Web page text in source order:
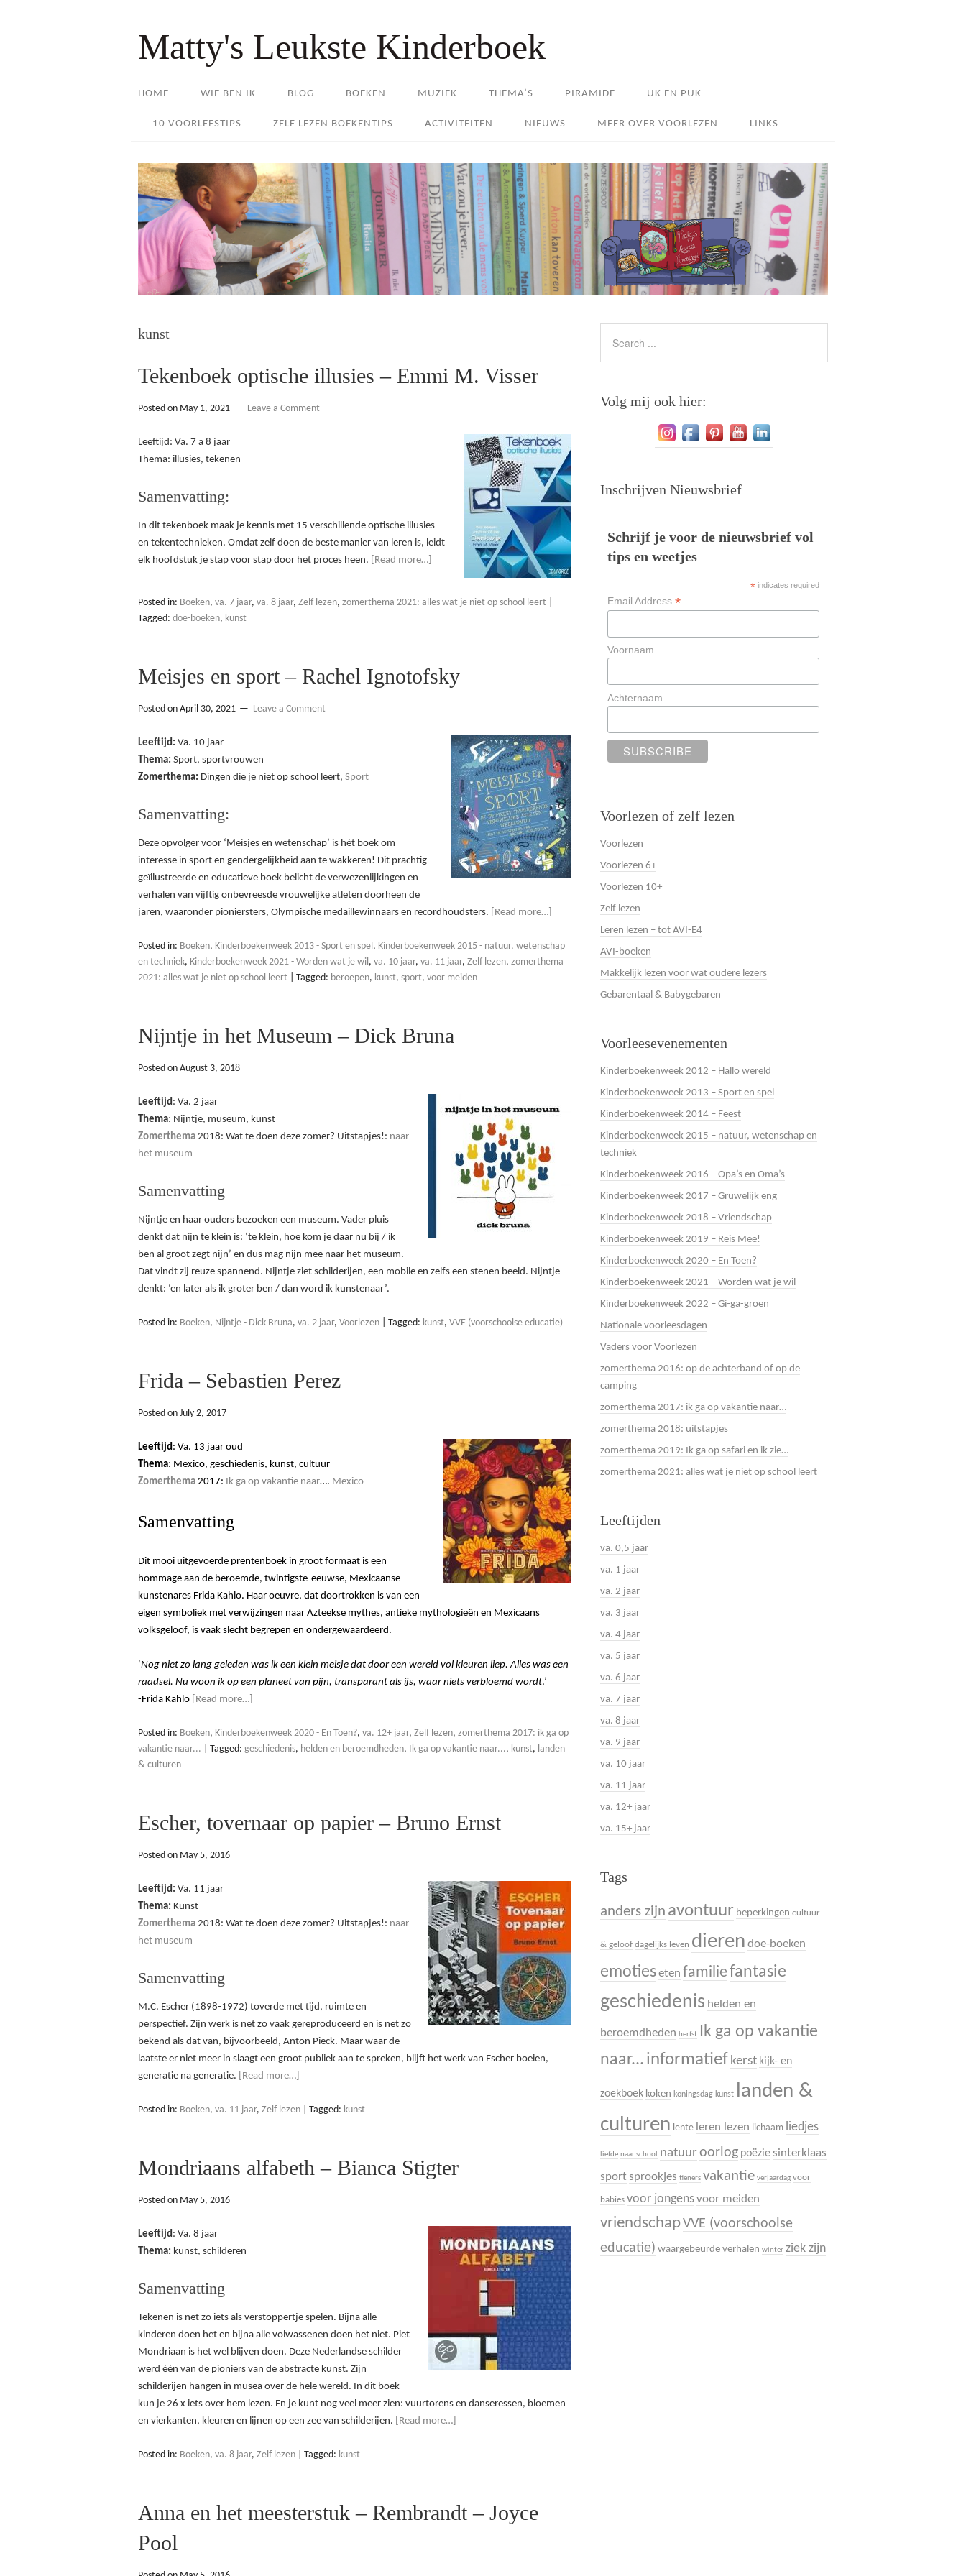
Matty's Leukste Kinderboek
HOME WIE BEN IK BLOG BOEKEN MUZIEK THEMA’S PIRAMIDE UK EN PUK
10 VOORLEESTIPS ZELF LEZEN BOEKENTIPS ACTIVITEITEN NIEUWS MEER OVER VOORLEZEN LINKS
kunst
Tekenboek optische illusies – Emmi M. Visser
Posted on May 1, 2021 Leave a Comment
Leeftijd: Va. 7 a 8 jaar
Thema: illusies, tekenen
Samenvatting:
In dit tekenboek maak je kennis met 15 verschillende optische illusies
en tekentechnieken. Omdat zelf doen de beste manier van leren is, leidt
elk hoofdstuk je stap voor stap door het proces heen.
[Read more…]
Posted in: Boeken, va. 7 jaar, va. 8 jaar, Zelf lezen, zomerthema 2021: alles wat je niet op school leert
Tagged: doe-boeken, kunst
Meisjes en sport – Rachel Ignotofsky
Posted on April 30, 2021 Leave a Comment
Leeftijd: Va. 10 jaar
Thema: Sport, sportvrouwen
Zomerthema: Dingen die je niet op school leert, Sport
Samenvatting:
Deze opvolger voor ‘Meisjes en wetenschap’ is hét boek om
interesse in sport en gendergelijkheid aan te wakkeren! Dit prachtig
geïllustreerde en educatieve boek belicht de verwezenlijkingen en
verhalen van vijftig onbevreesde vrouwelijke atleten doorheen de
jaren, waaronder pioniersters, Olympische medaillewinnaars en recordhoudsters.
[Read more…]
Posted in: Boeken, Kinderboekenweek 2013 - Sport en spel, Kinderboekenweek 2015 - natuur, wetenschap
en techniek, Kinderboekenweek 2021 - Worden wat je wil, va. 10 jaar, va. 11 jaar, Zelf lezen, zomerthema
2021: alles wat je niet op school leert
Tagged: beroepen, kunst, sport, voor meiden
Nijntje in het Museum – Dick Bruna
Posted on August 3, 2018
Leeftijd: Va. 2 jaar
Thema: Nijntje, museum, kunst
Zomerthema 2018: Wat te doen deze zomer? Uitstapjes!: naar
het museum
Samenvatting
Nijntje en haar ouders bezoeken een museum. Vader pluis
denkt dat nijn te klein is: ‘te klein, hoe kom je daar nu bij / ik
ben al groot zegt nijn’ en dus mag nijn mee naar het museum.
Dat vindt zij reuze spannend. Nijntje ziet schilderijen, een mobile en zelfs een stenen beeld. Nijntje
denkt: ‘en later als ik groter ben / dan word ik kunstenaar’.
Posted in: Boeken, Nijntje - Dick Bruna, va. 2 jaar, Voorlezen Tagged: kunst, VVE (voorschoolse educatie)
Frida – Sebastien Perez
Posted on July 2, 2017
Leeftijd: Va. 13 jaar oud
Thema: Mexico, geschiedenis, kunst, cultuur
Zomerthema 2017: Ik ga op vakantie naar…. Mexico
Samenvatting
Dit mooi uitgevoerde prentenboek in groot formaat is een
hommage aan de beroemde, twintigste-eeuwse, Mexicaanse
kunstenares Frida Kahlo. Haar oeuvre, dat doortrokken is van een
eigen symboliek met verwijzingen naar Azteekse mythes, antieke mythologieën en Mexicaans
volksgeloof, is vaak slecht begrepen en ondergewaardeerd.
‘Nog niet zo lang geleden was ik een klein meisje dat door een wereld vol kleuren liep. Alles was een
raadsel. Nu woon ik op een planeet van pijn, transparant als ijs, waar niets verbloemd wordt.’
-Frida Kahlo [Read more…]
Posted in: Boeken, Kinderboekenweek 2020 - En Toen?, va. 12+ jaar, Zelf lezen, zomerthema 2017: ik ga op
vakantie naar...
Tagged: geschiedenis, helden en beroemdheden, Ik ga op vakantie naar..., kunst, landen
& culturen
Escher, tovernaar op papier – Bruno Ernst
Posted on May 5, 2016
Leeftijd: Va. 11 jaar
Thema: Kunst
Zomerthema 2018: Wat te doen deze zomer? Uitstapjes!: naar
het museum
Samenvatting
M.C. Escher (1898-1972) toverde met tijd, ruimte en
perspectief. Zijn werk is net zo vaak gereproduceerd en is net zo
bekend als dat van, bijvoorbeeld, Anton Pieck. Maar waar de
laatste er niet meer in slaagt een groot publiek aan te spreken, blijft het werk van Escher boeien,
generatie na generatie.
[Read more…]
Posted in: Boeken, va. 11 jaar, Zelf lezen Tagged: kunst
Mondriaans alfabeth – Bianca Stigter
Posted on May 5, 2016
Leeftijd: Va. 8 jaar
Thema: kunst, schilderen
Samenvatting
Tekenen is net zo iets als verstoppertje spelen. Bijna alle
kinderen doen het en bijna alle volwassenen doen het niet. Piet
Mondriaan is het wel blijven doen. Deze Nederlandse schilder
werd één van de pioniers van de abstracte kunst. Zijn
schilderijen hangen in musea over de hele wereld. In dit boek
kun je 26 x iets over hem lezen. En je kunt nog veel meer zien: vuurtorens en danseressen, bloemen
en vierkanten, kleuren en lijnen op een zee van schilderijen.
[Read more…]
Posted in: Boeken, va. 8 jaar, Zelf lezen Tagged: kunst
Anna en het meesterstuk – Rembrandt – Joyce
Pool
Volg mij ook hier:
Inschrijven Nieuwsbrief
Schrijf je voor de nieuwsbrief vol
tips en weetjes
*indicates required
Email Address *
Voornaam
Achternaam
Voorlezen of zelf lezen
Voorlezen
Voorlezen 6+
Voorlezen 10+
Zelf lezen
Leren lezen – tot AVI-E4
AVI-boeken
Makkelijk lezen voor wat oudere lezers
Gebarentaal & Babygebaren
Voorleesevenementen
Kinderboekenweek 2012 – Hallo wereld
Kinderboekenweek 2013 – Sport en spel
Kinderboekenweek 2014 – Feest
Kinderboekenweek 2015 – natuur, wetenschap en
techniek
Kinderboekenweek 2016 – Opa’s en Oma’s
Kinderboekenweek 2017 – Gruwelijk eng
Kinderboekenweek 2018 – Vriendschap
Kinderboekenweek 2019 – Reis Mee!
Kinderboekenweek 2020 – En Toen?
Kinderboekenweek 2021 – Worden wat je wil
Kinderboekenweek 2022 – Gi-ga-groen
Nationale voorleesdagen
Vaders voor Voorlezen
zomerthema 2016: op de achterband of op de
camping
zomerthema 2017: ik ga op vakantie naar…
zomerthema 2018: uitstapjes
zomerthema 2019: Ik ga op safari en ik zie…
zomerthema 2021: alles wat je niet op school leert
Leeftijden
va. 0,5 jaar
va. 1 jaar
va. 2 jaar
va. 3 jaar
va. 4 jaar
va. 5 jaar
va. 6 jaar
va. 7 jaar
va. 8 jaar
va. 9 jaar
va. 10 jaar
va. 11 jaar
va. 12+ jaar
va. 15+ jaar
Tags
anders zijn avontuur beperkingen cultuur
& geloof dagelijks leven dieren doe-boeken
emotieseten familie fantasie
geschiedenis helden en
beroemdheden herfst
Ik ga op vakantie
naar... informatief kerst kijk- en
zoekboek koken koningsdag kunst
landen &
culturen lente leren lezen lichaam liedjes
liefde naar school natuur oorlog poëzie sinterklaas
sport sprookjes tieners vakantie verjaardag voor
babies voor jongensvoor meiden
vriendschapVVE (voorschoolse
educatie) waargebeurde verhalen winter ziek zijn